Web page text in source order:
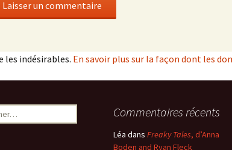
les indésirables. En savoir plus sur la façon dont les
: Commentaires récents
Léa dans Freaky Tales, d’Anna
Boden and Ryan Fleck